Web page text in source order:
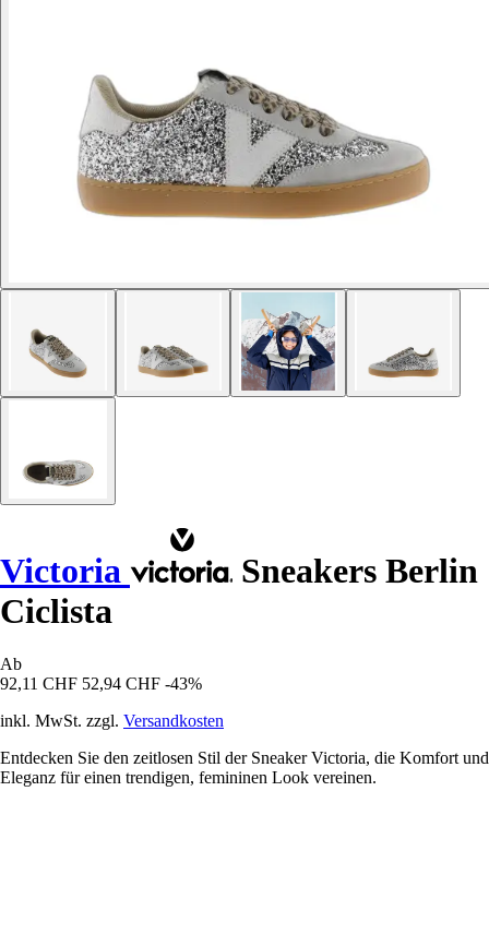
Victoria
Sneakers Berlin
Ciclista
Ab
92,11 CHF 52,94 CHF -43%
inkl. MwSt. zzgl. Versandkosten
Entdecken Sie den zeitlosen Stil der Sneaker Victoria, die Komfort und
Eleganz für einen trendigen, femininen Look vereinen.